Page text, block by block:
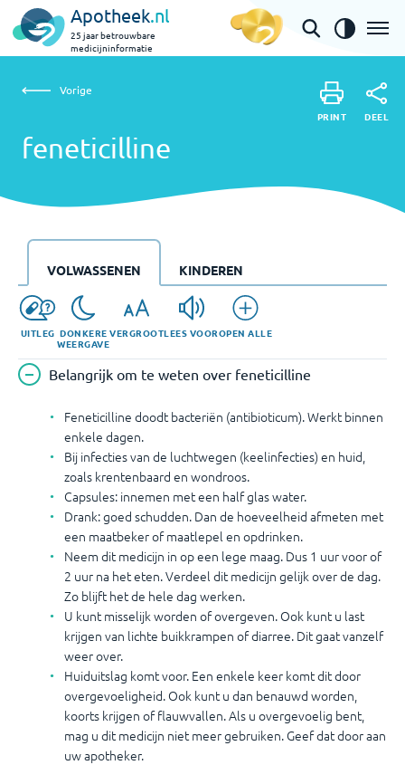
Apotheek.nl
25 jaar betrouwbare
medicijninformatie
feneticilline
Vorige
feneticilline
PRINT DEEL
UITLEG DONKERE
WEERGAVE
VERGROOTLEES VOOROPEN ALLE
VOLWASSENEN KINDEREN
Belangrijk om te weten over feneticilline
Feneticilline doodt bacteriën (antibioticum). Werkt binnen
enkele dagen.
Bij infecties van de luchtwegen (keelinfecties) en huid,
zoals krentenbaard en wondroos.
Capsules: innemen met een half glas water.
Drank: goed schudden. Dan de hoeveelheid afmeten met
een maatbeker of maatlepel en opdrinken.
Neem dit medicijn in op een lege maag. Dus 1 uur voor of
2 uur na het eten. Verdeel dit medicijn gelijk over de dag.
Zo blijft het de hele dag werken.
U kunt misselijk worden of overgeven. Ook kunt u last
krijgen van lichte buikkrampen of diarree. Dit gaat vanzelf
weer over.
Huiduitslag komt voor. Een enkele keer komt dit door
overgevoeligheid. Ook kunt u dan benauwd worden,
koorts krijgen of flauwvallen. Als u overgevoelig bent,
mag u dit medicijn niet meer gebruiken. Geef dat door aan
uw apotheker.